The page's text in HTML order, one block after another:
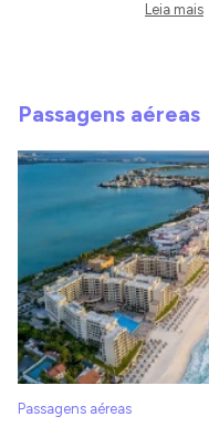
Leia mais
Passagens aéreas
Passagens aéreas